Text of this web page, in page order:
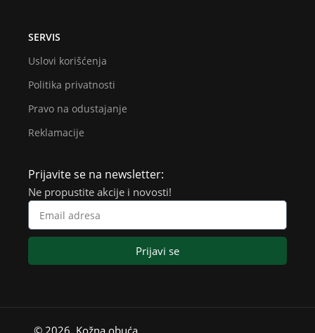
SERVIS
Uslovi korišćenja
Politika privatnosti
Pravo na odustajanje
Reklamacije
Prijavite se na newsletter:
Ne propustite akcije i novosti!
Prijavi se